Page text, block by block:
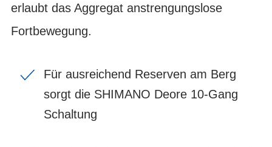
erlaubt das Aggregat anstrengungslose
Fortbewegung.
Für ausreichend Reserven am Berg
sorgt die SHIMANO Deore 10-Gang
Schaltung